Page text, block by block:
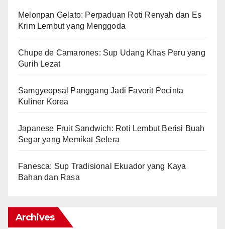
Melonpan Gelato: Perpaduan Roti Renyah dan Es
Krim Lembut yang Menggoda
Chupe de Camarones: Sup Udang Khas Peru yang
Gurih Lezat
Samgyeopsal Panggang Jadi Favorit Pecinta
Kuliner Korea
Japanese Fruit Sandwich: Roti Lembut Berisi Buah
Segar yang Memikat Selera
Fanesca: Sup Tradisional Ekuador yang Kaya
Bahan dan Rasa
Archives